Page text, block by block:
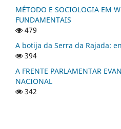
MÉTODO E SOCIOLOGIA EM
FUNDAMENTAIS
479
A botija da Serra da Rajada:
394
A FRENTE PARLAMENTAR
NACIONAL
342